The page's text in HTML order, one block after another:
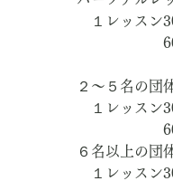
１レッスン
60分
２～５名の団
１レッスン30
60分
６名以上の団
１レッスン30